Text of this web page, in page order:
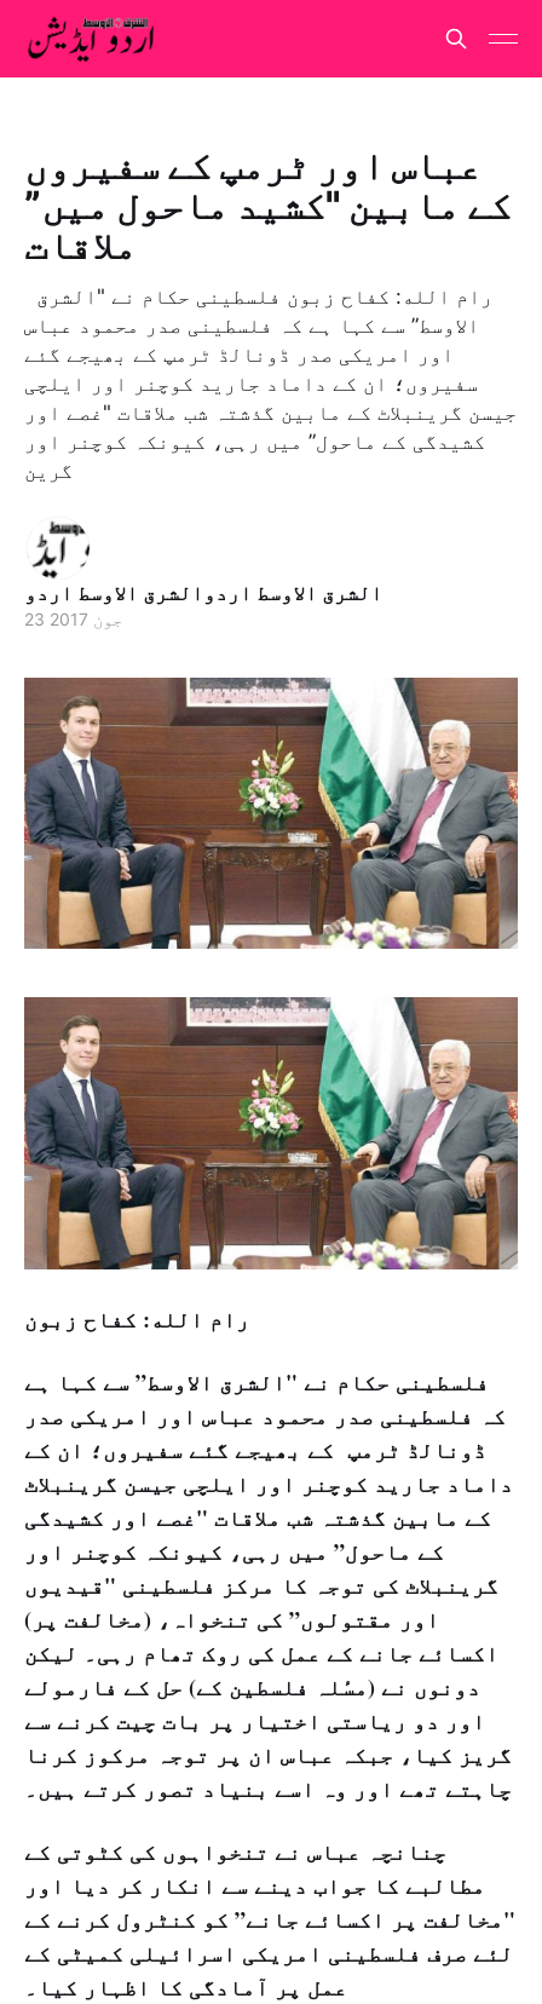
عباس اور ٹرمپ کے سفیروں
کے مابین "کشید ماحول میں”
ملاقات
الاوسط” سے کہا ہے کہ فلسطینی صدر محمود عباس
اور امریکی صدر ڈونالڈ ٹرمپ کے بھیجے گئے
سفیروں؛ ان کے داماد جارید کوچنر اور ایلچی
جیسن گرینبلاٹ کے مابین گذشتہ شب ملاقات "غصے اور
کشیدگی کے ماحول” میں رہی، کیونکہ کوچنر اور
گرین
الشرق الاوسط اردوالشرق الاوسط اردو
23 جون 2017
رام الله: كفاح زبون
فلسطینی حکام نے "الشرق الاوسط” سے کہا ہے
کہ فلسطینی صدر محمود عباس اور امریکی صدر
ڈونالڈ ٹرمپ کے بھیجے گئے سفیروں؛ ان کے
داماد جارید کوچنر اور ایلچی جیسن گرینبلاٹ
کے مابین گذشتہ شب ملاقات "غصے اور کشیدگی
کے ماحول” میں رہی، کیونکہ کوچنر اور
گرینبلاٹ کی توجہ کا مرکز فلسطینی "قیدیوں
اور مقتولوں” کی تنخواہ، (مخالفت پر)
اکسائے جانے کے عمل کی روک تھام رہی۔ لیکن
دونوں نے (مسٔلہ فلسطین کے) حل کے فارمولے
اور دو ریاستی اختیار پر بات چیت کرنے سے
گریز کیا، جبکہ عباس ان پر توجہ مرکوز کرنا
چاہتے تھے اور وہ اسے بنیاد تصور کرتے ہیں۔
چنانچہ عباس نے تنخواہوں کی کٹوتی کے
مطالبے کا جواب دینے سے انکار کر دیا اور
"مخالفت پر اکسائے جانے” کو کنٹرول کرنے کے
لئے صرف فلسطینی امریکی اسرائیلی کمیٹی کے
عمل پر آمادگی کا اظہار کیا۔